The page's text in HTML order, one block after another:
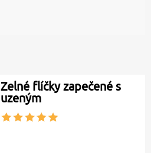
Zelné flíčky zapečené s
uzeným